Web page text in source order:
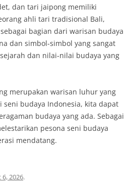
dan tari jaipong memiliki
ahli tari tradisional Bali,
bagian dari warisan budaya
dan simbol-simbol yang sangat
dan nilai-nilai budaya yang
merupakan warisan luhur yang
budaya Indonesia, kita dapat
budaya yang ada. Sebagai
pesona seni budaya
mendatang.
2026.